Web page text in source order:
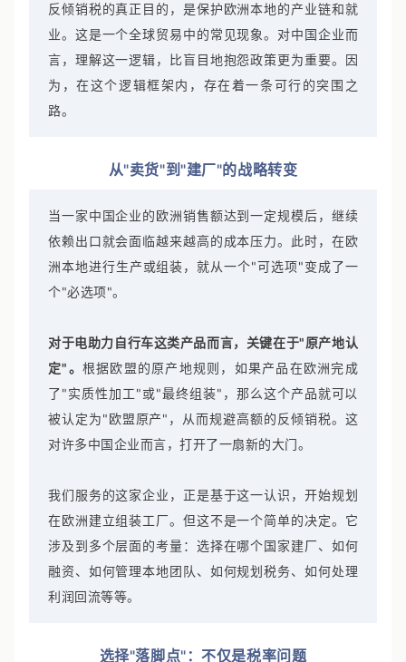
反倾销税的真正目的，是保护欧洲本地的产业链和就
业。这是一个全球贸易中的常见现象。对中国企业而
言，理解这一逻辑，比盲目地抱怨政策更为重要。因
为，在这个逻辑框架内，存在着一条可行的突围之
当一家中国企业的欧洲销售额达到一定规模后，继续
依赖出口就会面临越来越高的成本压力。此时，在欧
洲本地进行生产或组装，就从一个"可选项"变成了一
对于电助力自行车这类产品而言，关键在于"原产地认
定"。 根据欧盟的原产地规则，如果产品在欧洲完成
了"实质性加工"或"最终组装"，那么这个产品就可以
被认定为"欧盟原产"，从而规避高额的反倾销税。这
我们服务的这家企业，正是基于这一认识，开始规划
在欧洲建立组装工厂。但这不是一个简单的决定。它
涉及到多个层面的考量：选择在哪个国家建厂、如何
融资、如何管理本地团队、如何规划税务、如何处理